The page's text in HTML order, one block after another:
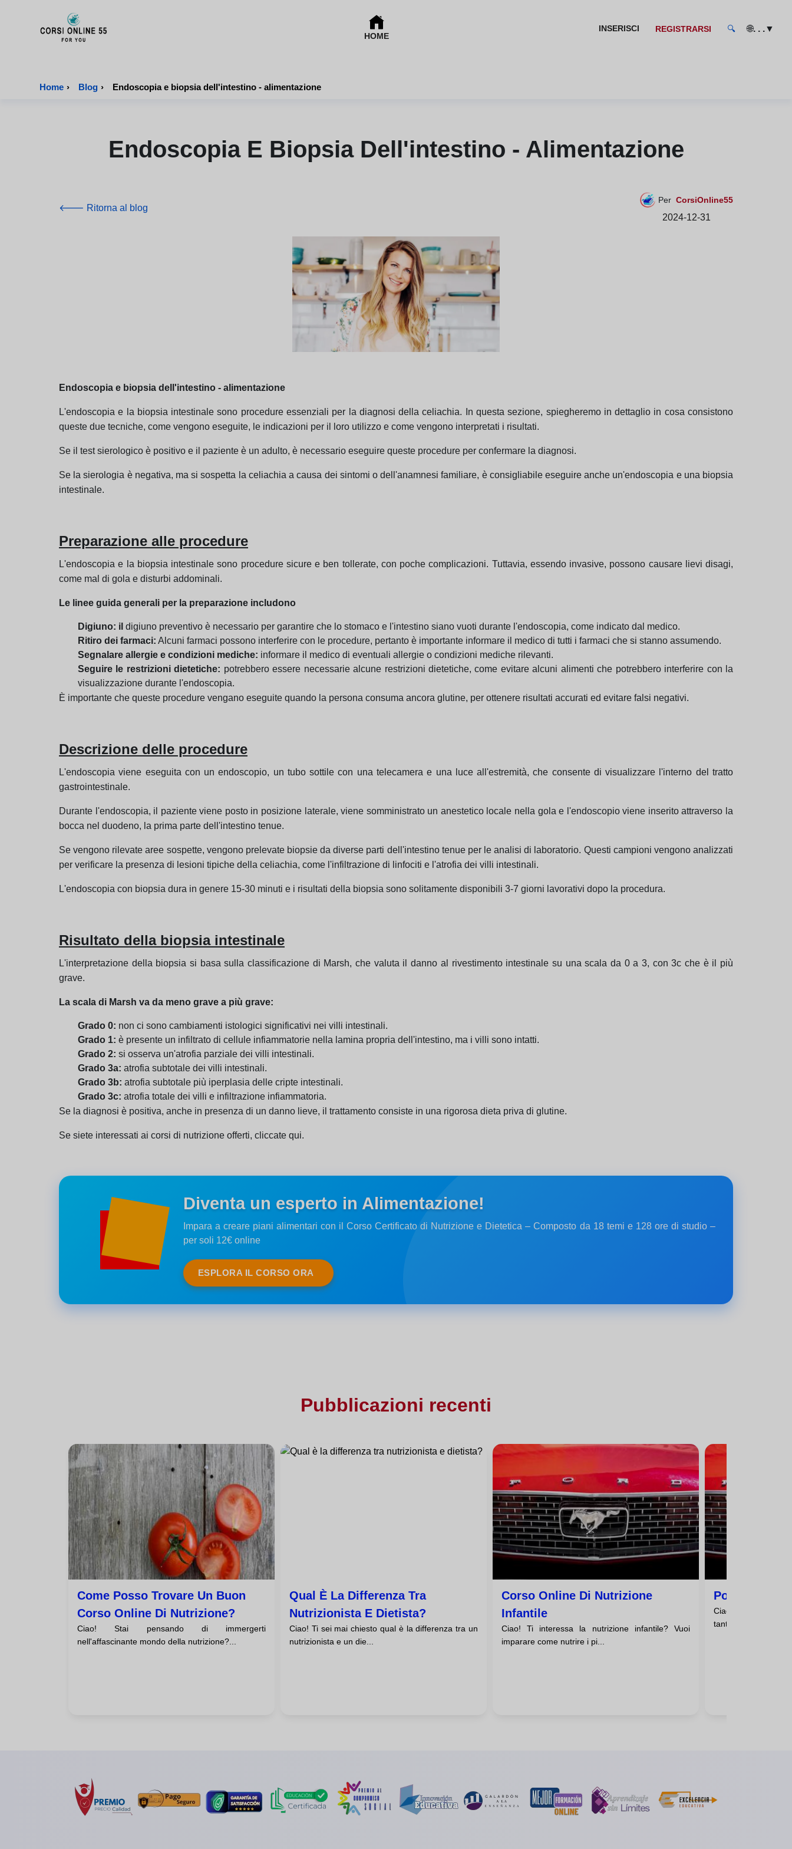
HOME
INSERISCI REGISTRARSI 🔍 🌐. . .▼
Home › Blog › Endoscopia e biopsia dell'intestino - alimentazione
Endoscopia E Biopsia Dell'intestino - Alimentazione
🡐 Ritorna al blog
Per CorsiOnline55
2024-12-31
Endoscopia e biopsia dell'intestino - alimentazione
L'endoscopia e la biopsia intestinale sono procedure essenziali per la diagnosi della celiachia. In questa sezione, spiegheremo in dettaglio in cosa consistono
queste due tecniche, come vengono eseguite, le indicazioni per il loro utilizzo e come vengono interpretati i risultati.
Se il test sierologico è positivo e il paziente è un adulto, è necessario eseguire queste procedure per confermare la diagnosi.
Se la sierologia è negativa, ma si sospetta la celiachia a causa dei sintomi o dell'anamnesi familiare, è consigliabile eseguire anche un'endoscopia e una biopsia
intestinale.
Preparazione alle procedure
L'endoscopia e la biopsia intestinale sono procedure sicure e ben tollerate, con poche complicazioni. Tuttavia, essendo invasive, possono causare lievi disagi,
come mal di gola e disturbi addominali.
Le linee guida generali per la preparazione includono
Digiuno: il digiuno preventivo è necessario per garantire che lo stomaco e l'intestino siano vuoti durante l'endoscopia, come indicato dal medico.
Ritiro dei farmaci: Alcuni farmaci possono interferire con le procedure, pertanto è importante informare il medico di tutti i farmaci che si stanno assumendo.
Segnalare allergie e condizioni mediche: informare il medico di eventuali allergie o condizioni mediche rilevanti.
Seguire le restrizioni dietetiche: potrebbero essere necessarie alcune restrizioni dietetiche, come evitare alcuni alimenti che potrebbero interferire con la
visualizzazione durante l'endoscopia.
È importante che queste procedure vengano eseguite quando la persona consuma ancora glutine, per ottenere risultati accurati ed evitare falsi negativi.
Descrizione delle procedure
L'endoscopia viene eseguita con un endoscopio, un tubo sottile con una telecamera e una luce all'estremità, che consente di visualizzare l'interno del tratto
gastrointestinale.
Durante l'endoscopia, il paziente viene posto in posizione laterale, viene somministrato un anestetico locale nella gola e l'endoscopio viene inserito attraverso la
bocca nel duodeno, la prima parte dell'intestino tenue.
Se vengono rilevate aree sospette, vengono prelevate biopsie da diverse parti dell'intestino tenue per le analisi di laboratorio. Questi campioni vengono analizzati
per verificare la presenza di lesioni tipiche della celiachia, come l'infiltrazione di linfociti e l'atrofia dei villi intestinali.
L'endoscopia con biopsia dura in genere 15-30 minuti e i risultati della biopsia sono solitamente disponibili 3-7 giorni lavorativi dopo la procedura.
Risultato della biopsia intestinale
L'interpretazione della biopsia si basa sulla classificazione di Marsh, che valuta il danno al rivestimento intestinale su una scala da 0 a 3, con 3c che è il più
grave.
La scala di Marsh va da meno grave a più grave:
Grado 0: non ci sono cambiamenti istologici significativi nei villi intestinali.
Grado 1: è presente un infiltrato di cellule infiammatorie nella lamina propria dell'intestino, ma i villi sono intatti.
Grado 2: si osserva un'atrofia parziale dei villi intestinali.
Grado 3a: atrofia subtotale dei villi intestinali.
Grado 3b: atrofia subtotale più iperplasia delle cripte intestinali.
Grado 3c: atrofia totale dei villi e infiltrazione infiammatoria.
Se la diagnosi è positiva, anche in presenza di un danno lieve, il trattamento consiste in una rigorosa dieta priva di glutine.
Se siete interessati ai corsi di nutrizione offerti, cliccate qui.
Diventa un esperto in Alimentazione!
Impara a creare piani alimentari con il Corso Certificato di Nutrizione e Dietetica – Composto da 18 temi e 128 ore di studio –
per soli 12€ online
ESPLORA IL CORSO ORA
Pubblicazioni recenti
Come Posso Trovare Un Buon
Corso Online Di Nutrizione?
Ciao! Stai pensando di immergerti
nell'affascinante mondo della nutrizione?...
Qual È La Differenza Tra
Nutrizionista E Dietista?
Ciao! Ti sei mai chiesto qual è la differenza tra un
nutrizionista e un die...
Corso Online Di Nutrizione
Infantile
Ciao! Ti interessa la nutrizione infantile? Vuoi
imparare come nutrire i pi...
Posso
Ciao! Ti sei
tantissimo, ma il